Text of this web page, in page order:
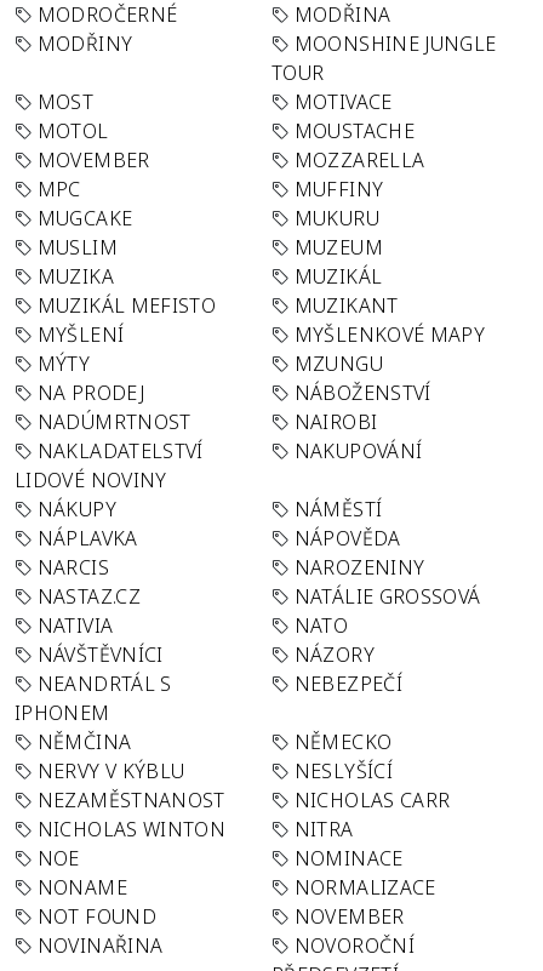
MODROČERNÉ
MODŘINA
MODŘINY
MOONSHINE JUNGLE
TOUR
MOST
MOTIVACE
MOTOL
MOUSTACHE
MOVEMBER
MOZZARELLA
MPC
MUFFINY
MUGCAKE
MUKURU
MUSLIM
MUZEUM
MUZIKA
MUZIKÁL
MUZIKÁL MEFISTO
MUZIKANT
MYŠLENÍ
MYŠLENKOVÉ MAPY
MÝTY
MZUNGU
NA PRODEJ
NÁBOŽENSTVÍ
NADÚMRTNOST
NAIROBI
NAKLADATELSTVÍ
LIDOVÉ NOVINY
NAKUPOVÁNÍ
NÁKUPY
NÁMĚSTÍ
NÁPLAVKA
NÁPOVĚDA
NARCIS
NAROZENINY
NASTAZ.CZ
NATÁLIE GROSSOVÁ
NATIVIA
NATO
NÁVŠTĚVNÍCI
NÁZORY
NEANDRTÁL S
IPHONEM
NEBEZPEČÍ
NĚMČINA
NĚMECKO
NERVY V KÝBLU
NESLYŠÍCÍ
NEZAMĚSTNANOST
NICHOLAS CARR
NICHOLAS WINTON
NITRA
NOE
NOMINACE
NONAME
NORMALIZACE
NOT FOUND
NOVEMBER
NOVINAŘINA
NOVOROČNÍ